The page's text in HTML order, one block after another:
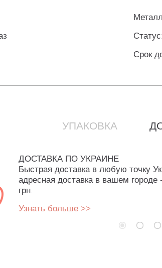
Срок
УПАКОВКА
ДОСТАВКА ПО УКРАИНЕ
Быстрая доставка в любую точку
адресная доставка в вашем
грн.
Узнать больше >>